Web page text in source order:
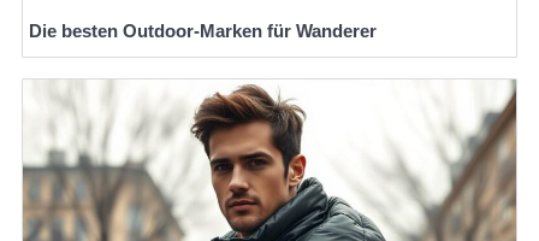
Die besten Outdoor-Marken für Wanderer